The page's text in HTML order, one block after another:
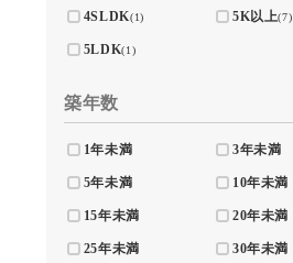
4SLDK(1) 5K以上(7)
5LDK(1)
築年数
1年未満 3年未満
5年未満 10年未満
15年未満 20年未満
25年未満 30年未満